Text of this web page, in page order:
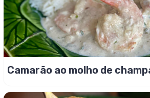
Camarão ao molho de